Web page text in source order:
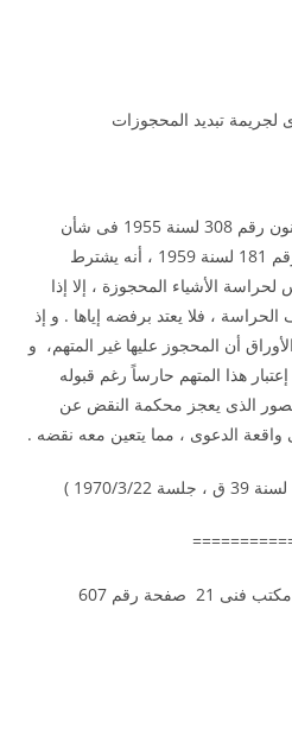
لجريمة تبديد المحجوزات
إن مؤدى نص المادة 11 من القانون رقم 308 لسنة 1955 فى شأن
الحجز الإدارى المعدل بالقانون رقم 181 لسنة 1959 ، أنه يشترط
الأشياء المحجوزة ، إلا إذا
، فلا يعتد برفضه إياها . و إذ
أن المحجوز عليها غير المتهم، و
هذا المتهم حارساً رغم قبوله
الذى يعجز محكمة النقض عن
الدعوى ، مما يتعين معه نقضه .